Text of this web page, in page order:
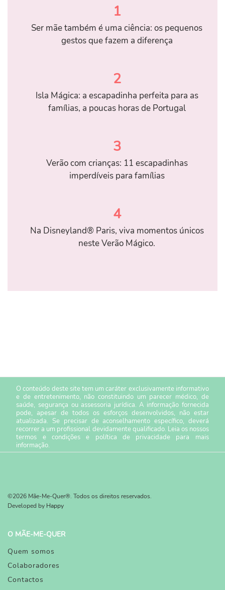
1
Ser mãe também é uma ciência: os pequenos
gestos que fazem a diferença
2
Isla Mágica: a escapadinha perfeita para as
famílias, a poucas horas de Portugal
3
Verão com crianças: 11 escapadinhas
imperdíveis para famílias
4
Na Disneyland® Paris, viva momentos únicos
neste Verão Mágico.
O conteúdo deste site tem um caráter exclusivamente informativo
e de entretenimento, não constituindo um parecer médico, de
saúde, segurança ou assessoria jurídica. A informação fornecida
pode, apesar de todos os esforços desenvolvidos, não estar
atualizada. Se precisar de aconselhamento específico, deverá
recorrer a um profissional devidamente qualificado. Leia os nossos
termos e condiçõese política de privacidade para mais
informação.
©2026 Mãe-Me-Quer®. Todos os direitos reservados.
Developed by Happy
O MÃE-ME-QUER
Quem somos
Colaboradores
Contactos